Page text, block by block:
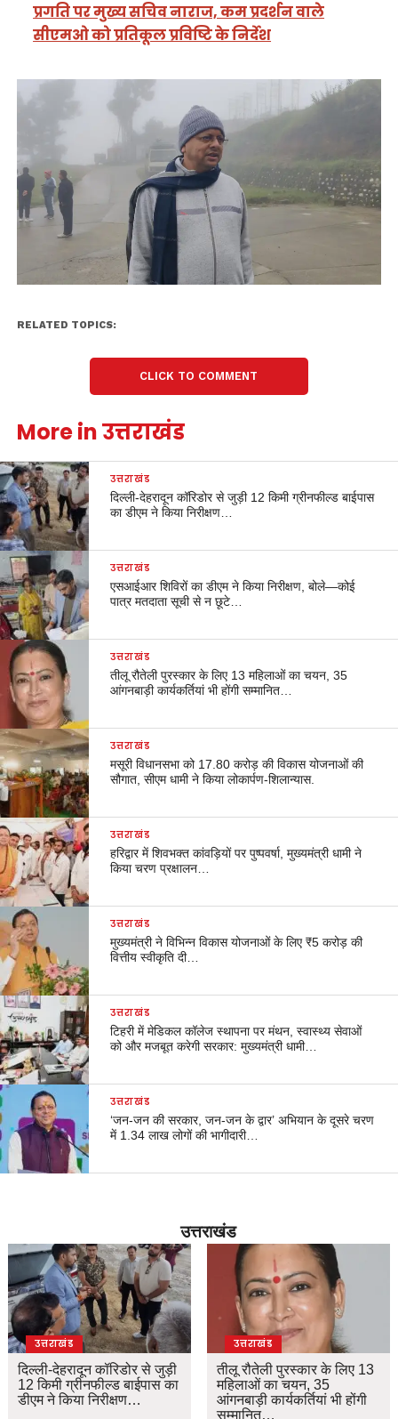
प्रगति पर मुख्य सचिव नाराज, कम प्रदर्शन वाले
सीएमओ को प्रतिकूल प्रविष्टि के निर्देश
RELATED TOPICS:
CLICK TO COMMENT
More in उत्तराखंड
उत्तराखंड
दिल्ली-देहरादून कॉरिडोर से जुड़ी 12 किमी ग्रीनफील्ड बाईपास
का डीएम ने किया निरीक्षण…
उत्तराखंड
एसआईआर शिविरों का डीएम ने किया निरीक्षण, बोले—कोई
पात्र मतदाता सूची से न छूटे…
उत्तराखंड
तीलू रौतेली पुरस्कार के लिए 13 महिलाओं का चयन, 35
आंगनबाड़ी कार्यकर्तियां भी होंगी सम्मानित…
उत्तराखंड
मसूरी विधानसभा को 17.80 करोड़ की विकास योजनाओं की
सौगात, सीएम धामी ने किया लोकार्पण-शिलान्यास.
उत्तराखंड
हरिद्वार में शिवभक्त कांवड़ियों पर पुष्पवर्षा, मुख्यमंत्री धामी ने
किया चरण प्रक्षालन…
उत्तराखंड
मुख्यमंत्री ने विभिन्न विकास योजनाओं के लिए ₹5 करोड़ की
वित्तीय स्वीकृति दी…
उत्तराखंड
टिहरी में मेडिकल कॉलेज स्थापना पर मंथन, स्वास्थ्य सेवाओं
को और मजबूत करेगी सरकार: मुख्यमंत्री धामी…
उत्तराखंड
‘जन-जन की सरकार, जन-जन के द्वार’ अभियान के दूसरे चरण
में 1.34 लाख लोगों की भागीदारी…
उत्तराखंड
उत्तराखंड
दिल्ली-देहरादून कॉरिडोर से जुड़ी
12 किमी ग्रीनफील्ड बाईपास का
डीएम ने किया निरीक्षण…
उत्तराखंड
तीलू रौतेली पुरस्कार के लिए 13
महिलाओं का चयन, 35
आंगनबाड़ी कार्यकर्तियां भी होंगी
सम्मानित…